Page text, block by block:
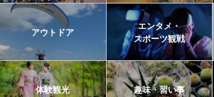
アウトドア
エンタメ・
スポーツ観戦
体験観光 趣味・習い事